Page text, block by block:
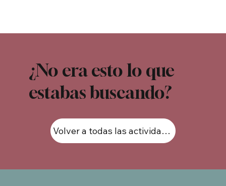
¿No era esto lo que
estabas buscando?
Volver a todas las actividades